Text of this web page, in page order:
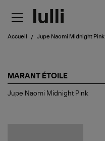
Accueil Jupe Naomi Midnight Pink
MARANT ÉTOILE
Jupe
Jupe Naomi Midnight Pink